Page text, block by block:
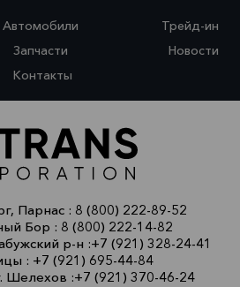
Автомобили
Трейд-ин
Запчасти
Новости
Контакты
Парнас : 8 (800) 222-89-52
Бор : 8 (800) 222-14-82
р-н :+7 (921) 328-24-41
: +7 (921) 695-44-84
Шелехов :+7 (921) 370-46-24